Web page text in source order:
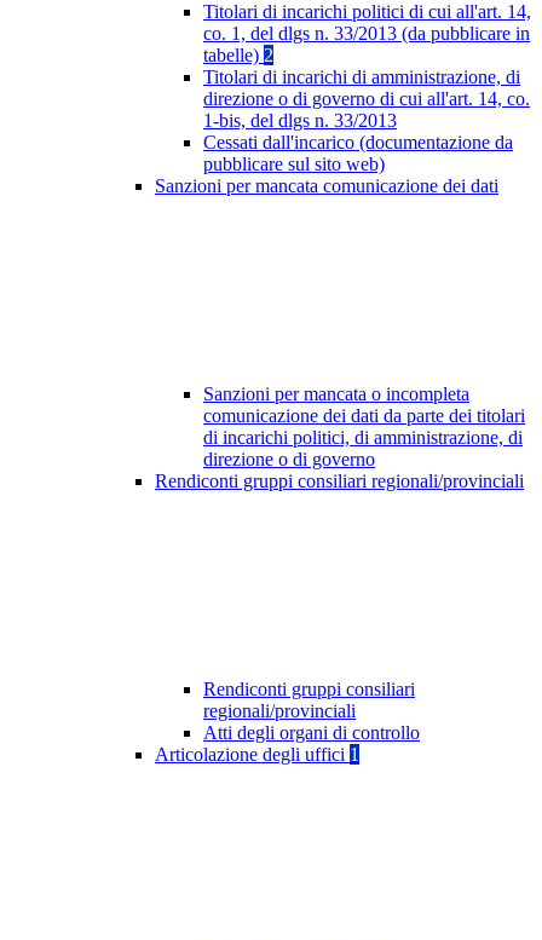
Titolari di incarichi politici di cui all'art. 14,
co. 1, del dlgs n. 33/2013 (da pubblicare in
tabelle) 2
Titolari di incarichi di amministrazione, di
direzione o di governo di cui all'art. 14, co.
1-bis, del dlgs n. 33/2013
Cessati dall'incarico (documentazione da
pubblicare sul sito web)
Sanzioni per mancata comunicazione dei dati
Sanzioni per mancata o incompleta
comunicazione dei dati da parte dei titolari
di incarichi politici, di amministrazione, di
direzione o di governo
Rendiconti gruppi consiliari regionali/provinciali
Rendiconti gruppi consiliari
regionali/provinciali
Atti degli organi di controllo
Articolazione degli uffici 1